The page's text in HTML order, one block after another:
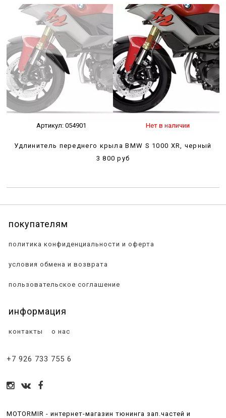
Артикул: 054901 Нет в наличии
Удлинитель переднего крыла BMW S 1000 XR, черный
3 800 руб
покупателям
политика конфиденциальности и оферта
условия обмена и возврата
пользовательское соглашение
информация
контакты о нас
+7 926 733 755 6
MOTORMIR - интернет-магазин тюнинга зап.частей и